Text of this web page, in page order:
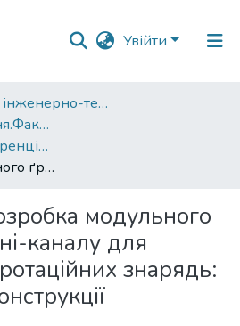
Увійти
Факультет інженерно-технологічний
Друковані видання.Факультет інженерно-технологічний
Статті, тези конференцій. Факультет інженерно-технологічний
Розробка модульного ґрунтового міні-каналу для дослідження ротаційних знарядь: особливості конструкції
модульного
каналу для
знарядь: